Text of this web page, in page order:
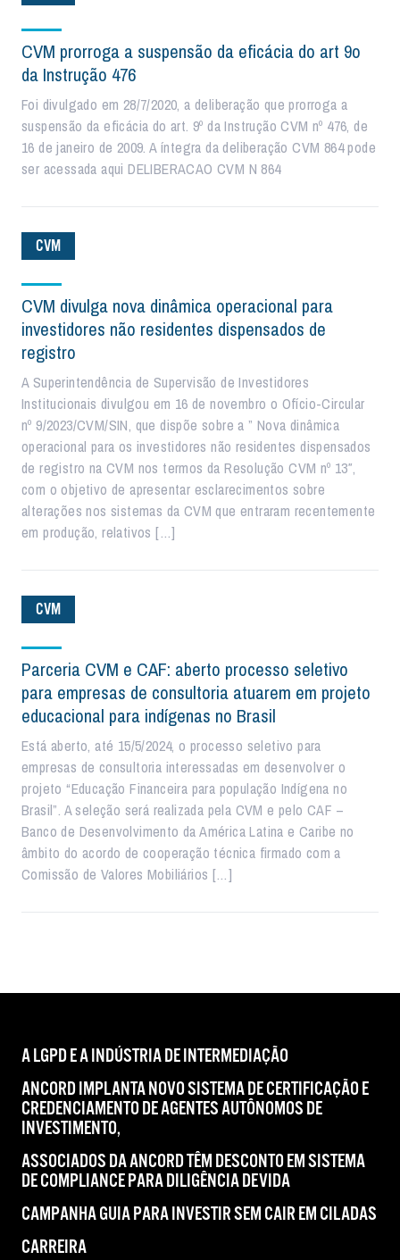
CVM prorroga a suspensão da eficácia do art 9o
da Instrução 476
Foi divulgado em 28/7/2020, a deliberação que prorroga a
suspensão da eficácia do art. 9º da Instrução CVM nº 476, de
16 de janeiro de 2009. A íntegra da deliberação CVM 864 pode
ser acessada aqui DELIBERACAO CVM N 864
CVM
CVM divulga nova dinâmica operacional para
investidores não residentes dispensados de
registro
A Superintendência de Supervisão de Investidores
Institucionais divulgou em 16 de novembro o Ofício-Circular
nº 9/2023/CVM/SIN, que dispõe sobre a ” Nova dinâmica
operacional para os investidores não residentes dispensados
de registro na CVM nos termos da Resolução CVM nº 13″,
com o objetivo de apresentar esclarecimentos sobre
alterações nos sistemas da CVM que entraram recentemente
em produção, relativos […]
CVM
Parceria CVM e CAF: aberto processo seletivo
para empresas de consultoria atuarem em projeto
educacional para indígenas no Brasil
Está aberto, até 15/5/2024, o processo seletivo para
empresas de consultoria interessadas em desenvolver o
projeto “Educação Financeira para população Indígena no
Brasil”. A seleção será realizada pela CVM e pelo CAF –
Banco de Desenvolvimento da América Latina e Caribe no
âmbito do acordo de cooperação técnica firmado com a
Comissão de Valores Mobiliários […]
A LGPD E A INDÚSTRIA DE INTERMEDIAÇÃO
ANCORD IMPLANTA NOVO SISTEMA DE CERTIFICAÇÃO E
CREDENCIAMENTO DE AGENTES AUTÔNOMOS DE
INVESTIMENTO,
ASSOCIADOS DA ANCORD TÊM DESCONTO EM SISTEMA
DE COMPLIANCE PARA DILIGÊNCIA DEVIDA
CAMPANHA GUIA PARA INVESTIR SEM CAIR EM CILADAS
CARREIRA